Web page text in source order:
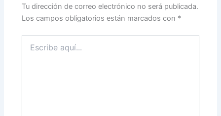
Tu dirección de correo electrónico no será publicada.
Los campos obligatorios están marcados con *
aquí...